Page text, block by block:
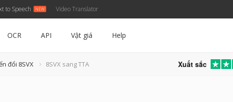
to Speech Video Translator
OCR API Vật giá Help
đổi 8SVX 8SVX sang TTA Xuất sắc